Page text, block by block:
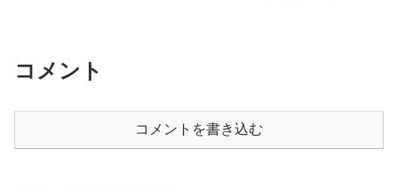
コメント
コメントを書き込む